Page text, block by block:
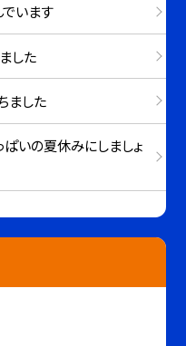
います
した
ました
いの夏休みにしましょ